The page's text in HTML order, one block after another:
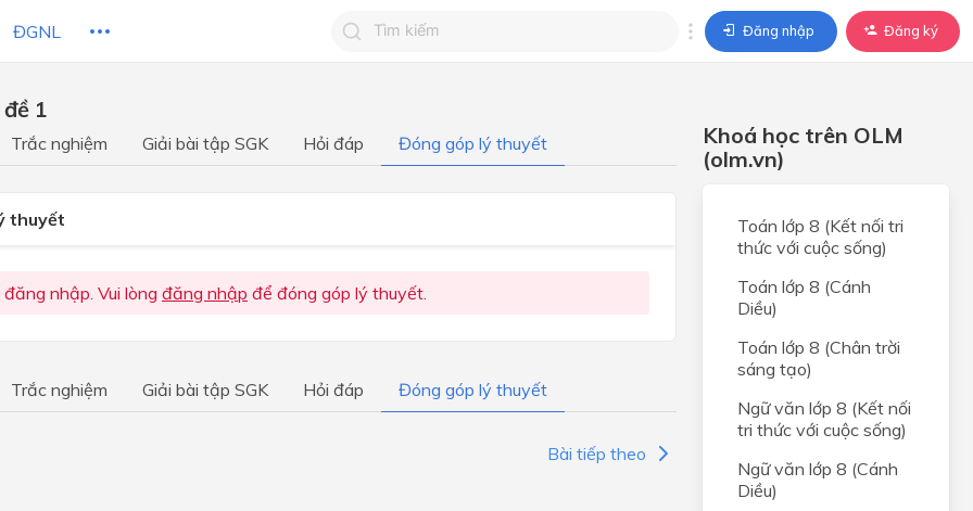
ĐGNL
Tìm kiếm câu trả lời cho câu hỏi của
bạn
Đăng nhập Đăng ký
CHỦ ĐỀ / CHƯƠNG BÀI HỌC
1
Trắc nghiệm Giải bài tập SGK Hỏi đáp Đóng góp lý thuyết
thuyết
nhập. Vui lòng đăng nhập để đóng góp lý thuyết.
Trắc nghiệm Giải bài tập SGK Hỏi đáp Đóng góp lý thuyết
Bài tiếp theo
Khoá học trên OLM
(olm.vn)
Toán lớp 8 (Kết nối tri
thức với cuộc sống)
Toán lớp 8 (Cánh
Diều)
Toán lớp 8 (Chân trời
sáng tạo)
Ngữ văn lớp 8 (Kết nối
tri thức với cuộc sống)
Ngữ văn lớp 8 (Cánh
Diều)